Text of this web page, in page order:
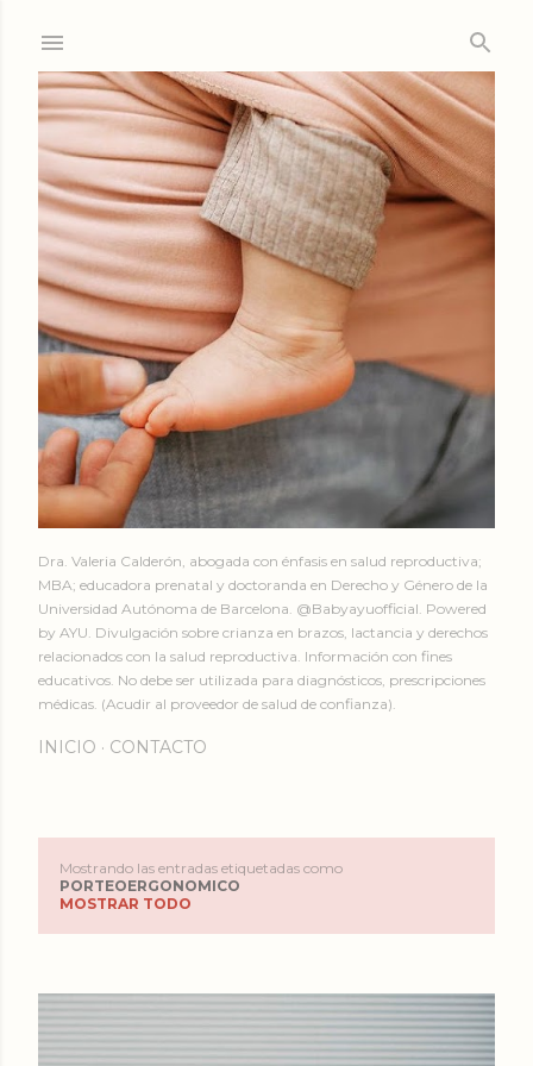
Dra. Valeria Calderón, abogada con énfasis en salud reproductiva;
MBA; educadora prenatal y doctoranda en Derecho y Género de la
Universidad Autónoma de Barcelona. @Babyayuofficial. Powered
by AYU. Divulgación sobre crianza en brazos, lactancia y derechos
relacionados con la salud reproductiva. Información con fines
educativos. No debe ser utilizada para diagnósticos, prescripciones
médicas. (Acudir al proveedor de salud de confianza).
INICIO CONTACTO
n
t
r
Mostrando las entradas etiquetadas como
PORTEOERGONOMICO
MOSTRAR TODO